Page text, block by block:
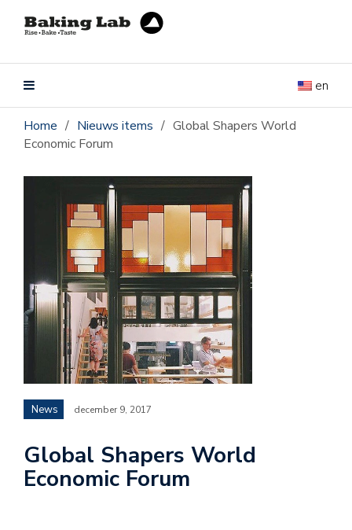
en
Home / Nieuws items / Global Shapers World
Economic Forum
News december 9, 2017
Global Shapers World
Economic Forum